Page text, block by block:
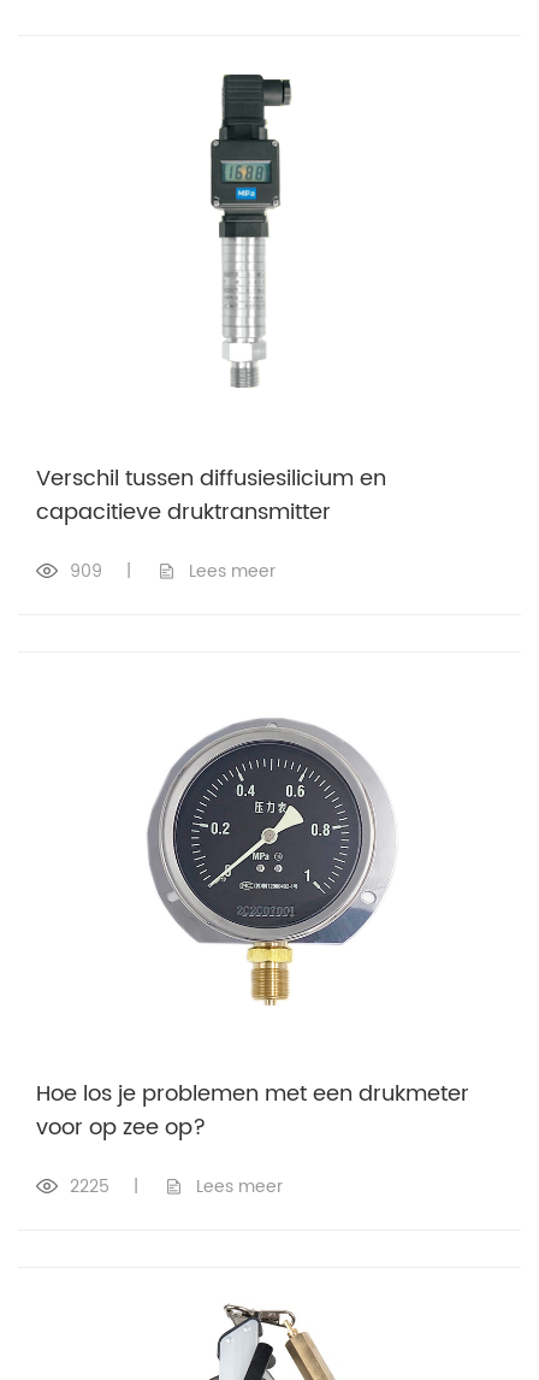
Verschil tussen diffusiesilicium en
capacitieve druktransmitter
909 | Lees meer
Hoe los je problemen met een drukmeter
voor op zee op?
2225 | Lees meer